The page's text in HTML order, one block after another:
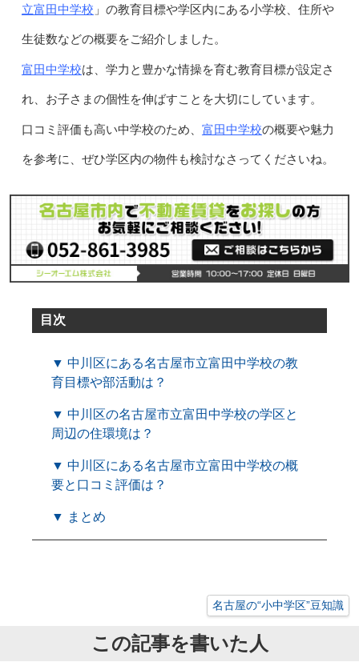
立富田中学校 」の教育目標や学区内にある小学校、住所や
生徒数などの概要をご紹介しました。
富田中学校は、学力と豊かな情操を育む教育目標が設定さ
れ、お子さまの個性を伸ばすことを大切にしています。
口コミ評価も高い中学校のため、 富田中学校の概要や魅力
を参考に、ぜひ学区内の物件も検討なさってくださいね。
目次
▼ 中川区にある名古屋市立富田中学校の教
育目標や部活動は？
▼ 中川区の名古屋市立富田中学校の学区と
周辺の住環境は？
▼ 中川区にある名古屋市立富田中学校の概
要と口コミ評価は？
▼ まとめ
名古屋の“小中学区”豆知識
この記事を書いた人